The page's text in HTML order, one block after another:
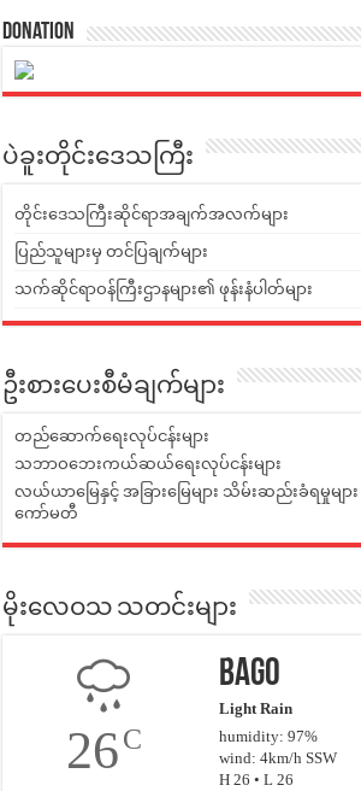
Donation
ပဲခူးတိုင်းဒေသကြီး
တိုင်းဒေသကြီးဆိုင်ရာအချက်အလက်များ
ပြည်သူများမှ တင်ပြချက်များ
သက်ဆိုင်ရာဝန်ကြီးဌာနများ၏ ဖုန်းနံပါတ်များ
ဦးစားပေးစီမံချက်များ
တည်ဆောက်ရေးလုပ်ငန်းများ
သဘာဝဘေးကယ်ဆယ်ရေးလုပ်ငန်းများ
လယ်ယာမြေနှင့် အခြားမြေများ သိမ်းဆည်းခံရမှုမျာ
ကော်မတီ
မိုးလေဝသ သတင်းများ
26C
Bago
Light Rain
humidity: 97%
wind: 4km/h SSW
H 26 • L 26